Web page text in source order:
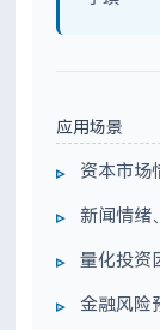
应用场景
资本市场
新闻情绪
量化投资
金融风险